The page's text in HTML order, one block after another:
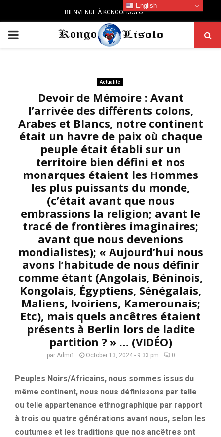
BIENVENUE À KONGOLISOLO
PRIMARY
Actualité
Devoir de Mémoire : Avant
l’arrivée des différents colons,
Arabes et Blancs, notre continent
était un havre de paix où chaque
peuple était établi sur un
territoire bien défini et nos
monarques étaient les Hommes
les plus puissants du monde,
(c’était avant que nous
embrassions la religion; avant le
tracé de frontières imaginaires;
avant que nous devenions
mondialistes); « Aujourd’hui nous
avons l’habitude de nous définir
comme étant (Angolais, Béninois,
Kongolais, Égyptiens, Sénégalais,
Maliens, Ivoiriens, Kamerounais;
Etc), mais quels ancêtres étaient
présents à Berlin lors de ladite
partition ? » … (VIDÉO)
par Admi1 October 13, 2024 - 9:33 pm 0
Peuples Noirs/Africains, nous sommes issus du
même continent, nous nous définissons par telle
ou telle appartenance ethnographique par rapport
à trois ou quatre générations avant nous, selon les
coutumes et les traditions que nos ancêtres ont
English